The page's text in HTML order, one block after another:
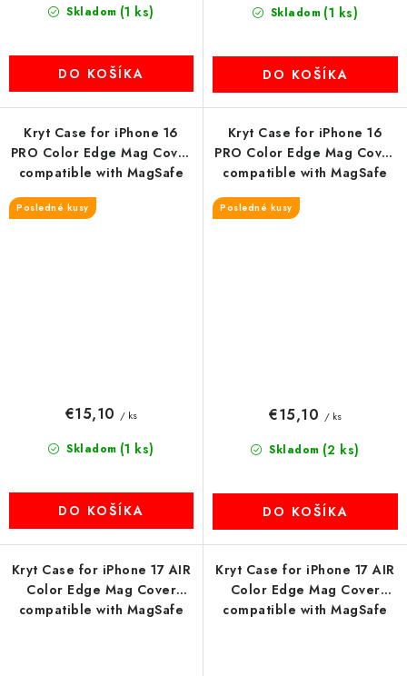
Skladom (1 ks)
DO KOŠÍKA
Skladom (1 ks)
DO KOŠÍKA
Kryt Case for iPhone 16
PRO Color Edge Mag Cover
compatible with MagSafe
ružový
Posledné kusy
Skladom (1 ks)
€15,10 / ks
DO KOŠÍKA
Kryt Case for iPhone 16
PRO Color Edge Mag Cover
compatible with MagSafe
titanium-gray
Posledné kusy
Skladom (2 ks)
€15,10 / ks
DO KOŠÍKA
Kryt Case for iPhone 17 AIR
Color Edge Mag Cover
compatible with MagSafe
Kryt Case for iPhone 17 AIR
Color Edge Mag Cover
compatible with MagSafe